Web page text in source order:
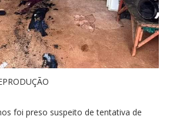
foi preso suspeito de tentativa de